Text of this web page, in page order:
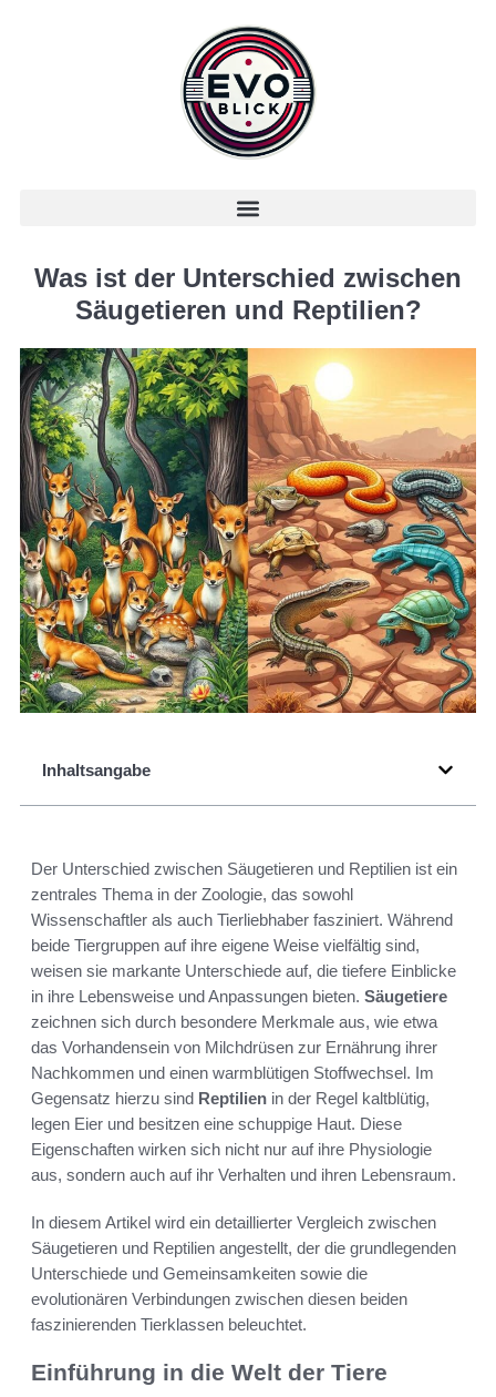
Was ist der Unterschied zwischen
Säugetieren und Reptilien?
Inhaltsangabe
Der Unterschied zwischen Säugetieren und Reptilien ist ein
zentrales Thema in der Zoologie, das sowohl
Wissenschaftler als auch Tierliebhaber fasziniert. Während
beide Tiergruppen auf ihre eigene Weise vielfältig sind,
weisen sie markante Unterschiede auf, die tiefere Einblicke
in ihre Lebensweise und Anpassungen bieten. Säugetiere
zeichnen sich durch besondere Merkmale aus, wie etwa
das Vorhandensein von Milchdrüsen zur Ernährung ihrer
Nachkommen und einen warmblütigen Stoffwechsel. Im
Gegensatz hierzu sind Reptilien in der Regel kaltblütig,
legen Eier und besitzen eine schuppige Haut. Diese
Eigenschaften wirken sich nicht nur auf ihre Physiologie
aus, sondern auch auf ihr Verhalten und ihren Lebensraum.
In diesem Artikel wird ein detaillierter Vergleich zwischen
Säugetieren und Reptilien angestellt, der die grundlegenden
Unterschiede und Gemeinsamkeiten sowie die
evolutionären Verbindungen zwischen diesen beiden
faszinierenden Tierklassen beleuchtet.
Einführung in die Welt der Tiere